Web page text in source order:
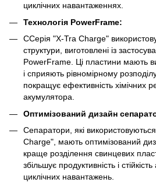
циклічних навантаженнях.
Технологія PowerFrame:
CСерія "X-Tra Charge"
структури, виготовлені із
PowerFrame. Ці пластини мають
і сприяють рівномірному
покращує ефективність хімічних
акумулятора.
Оптимізований дизайн
Сепаратори, які
Charge", мають оптимізований
краще розділення свинцевих
збільшує продуктивність і
циклічних навантажень.